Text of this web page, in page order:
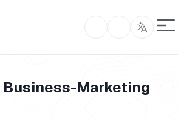
Marketing